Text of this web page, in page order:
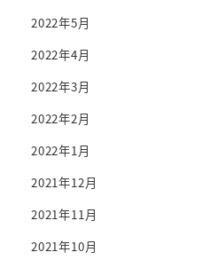
2022年5月
2022年4月
2022年3月
2022年2月
2022年1月
2021年12月
2021年11月
2021年10月